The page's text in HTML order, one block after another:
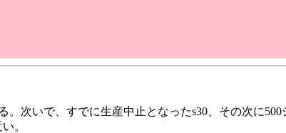
次いで、すでに生産中止となったs30、その次に
。